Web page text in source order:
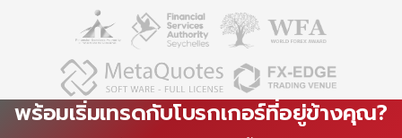
พร้อมเริ่มเทรดกับโบรกเกอร์ที่อยู่ข้างคุณ?